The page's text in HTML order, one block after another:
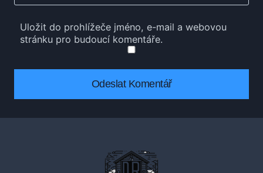
Uložit do prohlížeče jméno, e-mail a webovou
stránku pro budoucí komentáře.